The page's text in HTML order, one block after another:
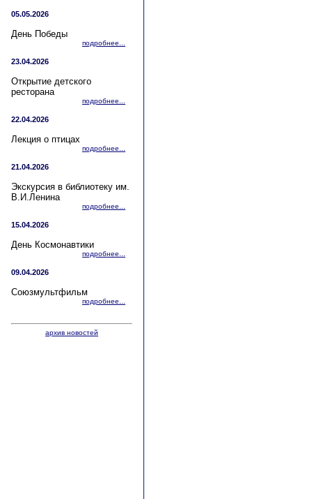
05.05.2026
День Победы
подробнее...
23.04.2026
Открытие детского
ресторана
подробнее...
22.04.2026
Лекция о птицах
подробнее...
21.04.2026
Экскурсия в библиотеку им.
В.И.Ленина
подробнее...
15.04.2026
День Космонавтики
подробнее...
09.04.2026
Союзмультфильм
подробнее...
архив новостей